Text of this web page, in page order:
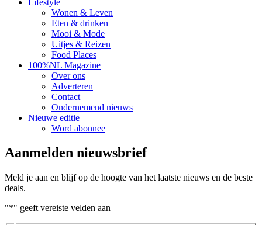
Wonen & Leven
Eten & drinken
Mooi & Mode
Uitjes & Reizen
Food Places
100%NL Magazine
Over ons
Adverteren
Contact
Ondernemend nieuws
Nieuwe editie
Word abonnee
Aanmelden nieuwsbrief
Meld je aan en blijf op de hoogte van het laatste nieuws en de beste
deals.
"*" geeft vereiste velden aan